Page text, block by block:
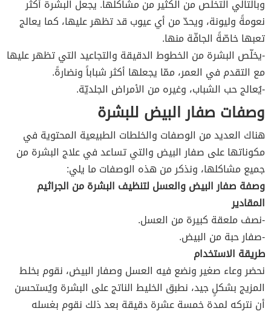
وبالتالي التخلّص من الكثير من مشاكلها. يجعل البشرة أكثر
نعومةً وليونة، ويحدّ من أي عيوب قد تظهر عليها، كما يعالج
تعبها خاصّةً الجافّة منها.
-يخلّص البشرة من الخطوط الدقيقة والتجاعيد التي تظهر عليها
مع التقدم في العمر، ممّا يجعلها أكثر شباباً ونضارةً.
-يُعالج حب الشباب، وغيره من الأمراض الجلديّة.
وصفات صفار البيض للبشرة
هناك العديد من الوصفات والخلطات الطبيعية المحتوية في
مكوناتها على صفار البيض والتي تساعد في علاج البشرة من
جميع مشاكلها، ونذكر من هذه الوصفات ما يلي:
وصفة صفار البيض والعسل لتنظيف البشرة من الجراثيم
المقادير
-نصف ملعقة كبيرة من العسل.
-صفار حبة من البيض.
طريقة الاستخدام
نحضر وعاء صغير ونضع فيه العسل وصفار البيض، نقوم بخلط
المزيج بشكلٍ جيد، نطبق الخليط الناتج على البشرة ويُستحسن
أن نتركه لمدة خمسة عشرة دقيقة بعد ذلك نقوم بغسله